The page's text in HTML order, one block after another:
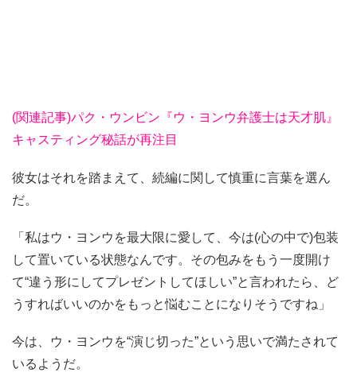
(関連記事)パク・ウンビン『ウ・ヨンウ弁護士は天才肌』
キャスティング秘話が再注目
彼女はそれを踏まえて、続編に関して慎重に言葉を選ん
だ。
「私はウ・ヨンウを最大限に愛して、今は(心の中で)包装
して置いている状態なんです。その包みをもう一度開け
て“違う形にしてプレゼントしてほしい”と言われたら、ど
うすればいいのかをもっと悩むことになりそうですね」
今は、ウ・ヨンウを“演じ切った”という思いで満たされて
いるようだ。